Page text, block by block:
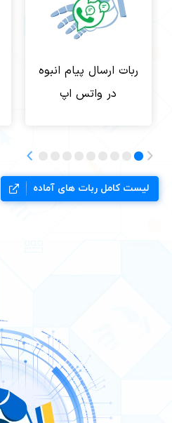
ربات ارسال پیام انبوه
در واتس اپ
لیست کامل ربات های آماده